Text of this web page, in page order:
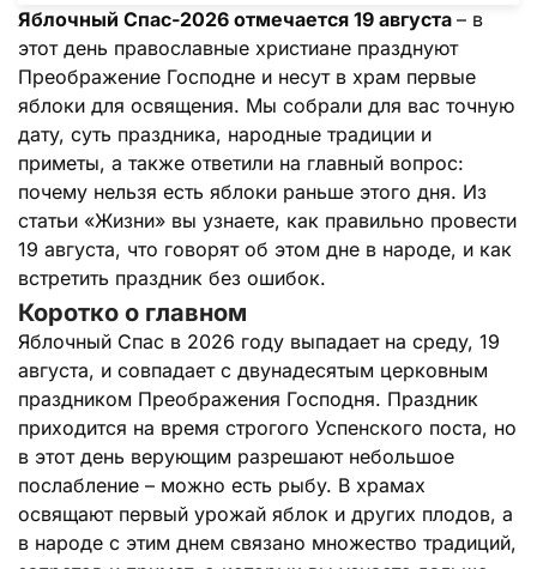
Яблочный Спас-2026 отмечается 19 августа – в
этот день православные христиане празднуют
Преображение Господне и несут в храм первые
яблоки для освящения. Мы собрали для вас точную
дату, суть праздника, народные традиции и
приметы, а также ответили на главный вопрос:
почему нельзя есть яблоки раньше этого дня. Из
статьи «Жизни» вы узнаете, как правильно провести
19 августа, что говорят об этом дне в народе, и как
встретить праздник без ошибок.
Коротко о главном
Яблочный Спас в 2026 году выпадает на среду, 19
августа, и совпадает с двунадесятым церковным
праздником Преображения Господня. Праздник
приходится на время строгого Успенского поста, но
в этот день верующим разрешают небольшое
послабление – можно есть рыбу. В храмах
освящают первый урожай яблок и других плодов, а
в народе с этим днем связано множество традиций,